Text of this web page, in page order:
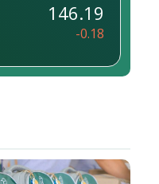
146.19
-0.18